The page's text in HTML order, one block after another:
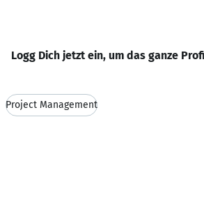
Logg Dich jetzt ein, um das ganze
Project Management